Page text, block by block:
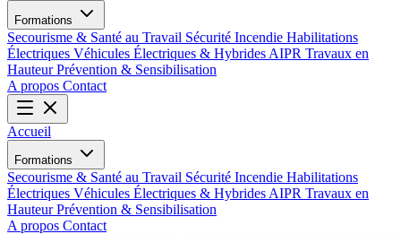
Formations
Secourisme & Santé au Travail Sécurité Incendie Habilitations
Électriques Véhicules Électriques & Hybrides AIPR Travaux en
HauteurPrévention & Sensibilisation
A propos Contact
Accueil
Formations
Secourisme & Santé au Travail Sécurité Incendie Habilitations
Électriques Véhicules Électriques & Hybrides AIPR Travaux en
HauteurPrévention & Sensibilisation
A propos Contact